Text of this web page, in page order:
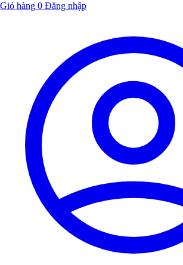
Giỏ hàng 0 Đăng nhập